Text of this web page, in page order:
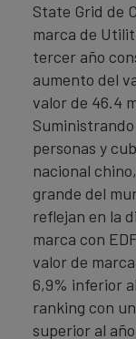
State Grid de
marca de
tercer año
aumento del
valor de 46.4
Suministrando
personas y
nacional
grande del
reflejan en la
marca con
valor de
6,9% inferior
ranking con
superior al